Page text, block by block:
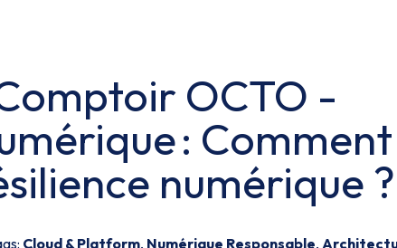
OCTO -
: Comment
numérique ?
Cloud & Platform, Numérique Responsable,